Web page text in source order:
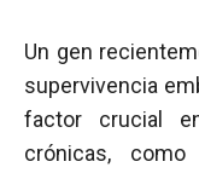
Un gen
supervivencia
factor crucial
crónicas,